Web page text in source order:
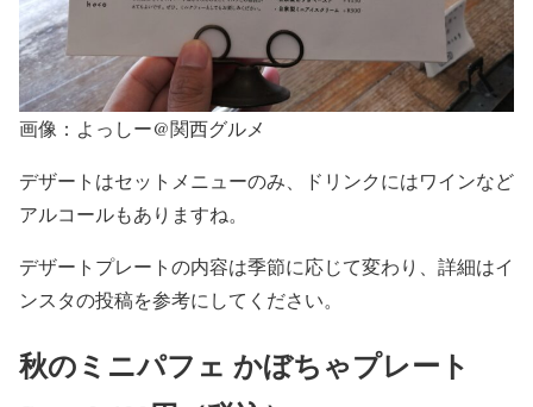
画像：よっしー@関西グルメ
デザートはセットメニューのみ、ドリンクにはワインなど
アルコールもありますね。
デザートプレートの内容は季節に応じて変わり、詳細はイ
ンスタの投稿を参考にしてください。
秋のミニパフェ かぼちゃプレート